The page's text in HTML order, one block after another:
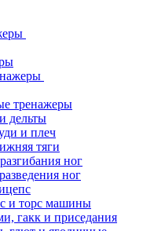
тренажеры
дельты
и плеч
тяги
ног
ног
и торс машины
гакк и приседания